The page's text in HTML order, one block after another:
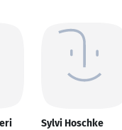
Sylvi Hoschke